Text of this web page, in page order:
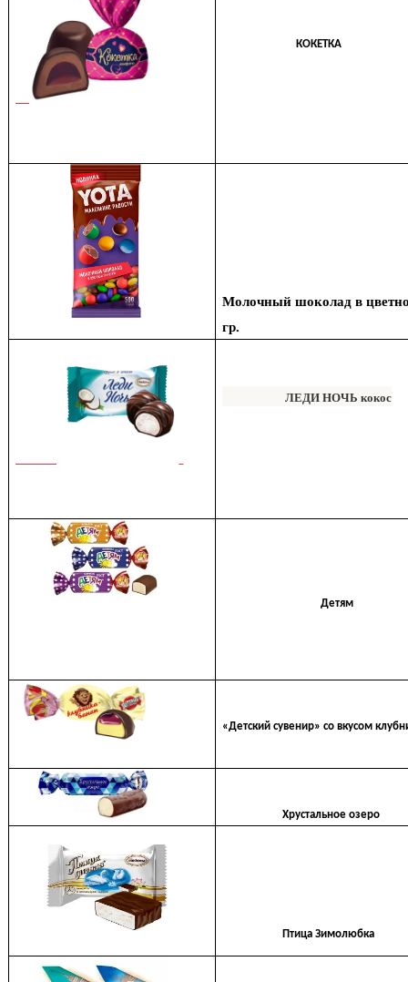
КОКЕТКА
Молочный шоколад в
гр.
ЛЕДИ НОЧЬ кокос
Детям
«Детский сувенир» со вкусом
Хрустальное озеро
Птица Зимолюбка